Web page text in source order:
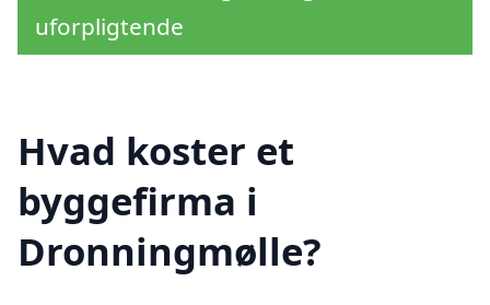
uforpligtende
Hvad koster et
byggefirma i
Dronningmølle?